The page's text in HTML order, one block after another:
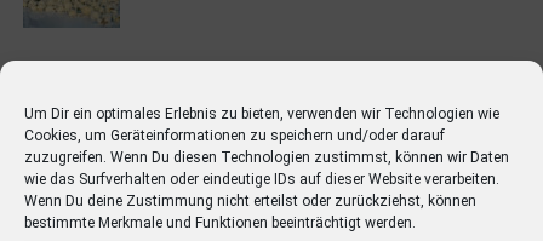
Um Dir ein optimales Erlebnis zu bieten, verwenden wir Technologien wie
Cookies, um Geräteinformationen zu speichern und/oder darauf
zuzugreifen. Wenn Du diesen Technologien zustimmst, können wir Daten
wie das Surfverhalten oder eindeutige IDs auf dieser Website verarbeiten.
Wenn Du deine Zustimmung nicht erteilst oder zurückziehst, können
bestimmte Merkmale und Funktionen beeinträchtigt werden.
EMPFOHLEN
STARS 4 years ago
Barbara Schöneberger Moderatorin
von “Verstehen Sie Spaß?”